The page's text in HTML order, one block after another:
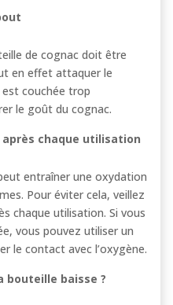
de cognac doit être
en effet attaquer le
couchée trop
le goût du cognac.
chaque utilisation
entraîner une oxydation
Pour éviter cela, veillez
chaque utilisation. Si vous
vous pouvez utiliser un
le contact avec l’oxygène.
bouteille baisse ?